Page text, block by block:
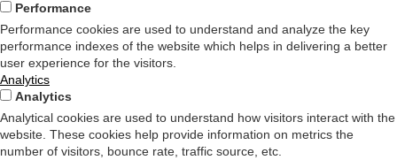
Performance
Performance cookies are used to understand and analyze the key
performance indexes of the website which helps in delivering a better
user experience for the visitors.
Analytics
Analytics
Analytical cookies are used to understand how visitors interact with the
website. These cookies help provide information on metrics the
number of visitors, bounce rate, traffic source, etc.